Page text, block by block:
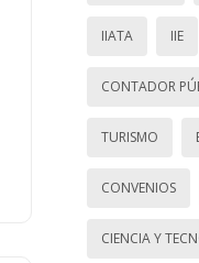
IIATA IIE
CONTADOR
TURISMO
CONVENIOS
CIENCIA Y